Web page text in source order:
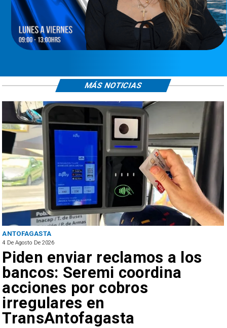
ANTOFAGASTA
4 De Agosto De 2026
Piden enviar reclamos a los
bancos: Seremi coordina
acciones por cobros
irregulares en
TransAntofagasta
MÁS NOTICIAS